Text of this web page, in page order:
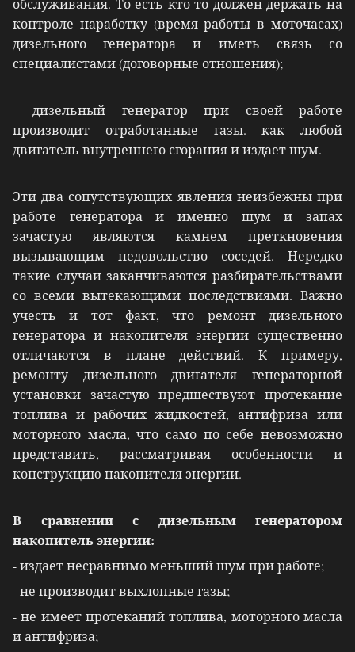
обслуживания. То есть кто-то должен держать на
контроле наработку (время работы в моточасах)
дизельного генератора и иметь связь со
специалистами (договорные отношения);
- дизельный генератор при своей работе
производит отработанные газы. как любой
двигатель внутреннего сгорания и издает шум.
Эти два сопутствующих явления неизбежны при
работе генератора и именно шум и запах
зачастую являются камнем преткновения
вызывающим недовольство соседей. Нередко
такие случаи заканчиваются разбирательствами
со всеми вытекающими последствиями. Важно
учесть и тот факт, что ремонт дизельного
генератора и накопителя энергии существенно
отличаются в плане действий. К примеру,
ремонту дизельного двигателя генераторной
установки зачастую предшествуют протекание
топлива и рабочих жидкостей, антифриза или
моторного масла, что само по себе невозможно
представить, рассматривая особенности и
конструкцию накопителя энергии.
В сравнении с дизельным генератором
накопитель энергии:
- издает несравнимо меньший шум при работе;
- не производит выхлопные газы;
- не имеет протеканий топлива, моторного масла
и антифриза;